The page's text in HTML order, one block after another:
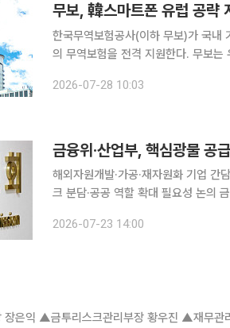
무보, 韓스마트폰 유럽 공략
한국무역보험공사(이하 무보)가 국내
의 무역보험을 전격 지원한다. 무보는 우리 기업의 유럽 스마트폰 시장 점유율 확대를 돕기 위해 1억
신사가 삼성전자의 모바일 단말기 구
2026-07-28 10:03
금융위·산업부, 핵심광물 공
해외자원개발·가공·재자원화 기업
크 분담·공공 역할 확대 필요성 논의 금융당국과 산업당국이 핵심광물 공급망 안정화를 위해 해외자
업 원료 확보가 경제안보 과제로 떠오
2026-07-23 14:00
스크관리부장 황우진 ▲재무관리부장 최지만 ◇2급 승진 ▲기획조정